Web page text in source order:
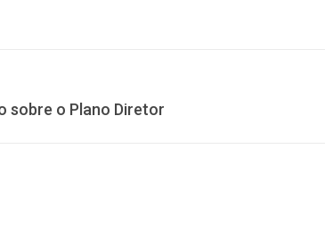
sobre o Plano Diretor